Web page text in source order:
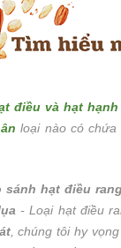
điều và hạt hạnh
loại nào có chứa
sánh hạt điều
- Loại hạt điều
, chúng tôi hy